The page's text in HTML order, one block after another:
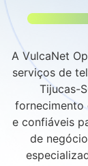
A VulcaNet
serviços de
Tijucas-
fornecimento
e confiáveis
de